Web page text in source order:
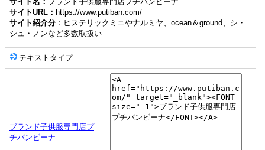
サイトURL： https://www.putiban.com/
サイト紹介分：ヒステリックミニやナルミヤ、ocean＆ground、シ・
シュ・ノンなど多数取扱い
テキストタイプ
ブランド子供服専門店プ
チバンビーナ